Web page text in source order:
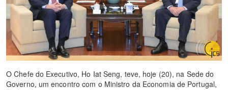
O Chefe do Executivo, Ho Iat Seng, teve, hoje (20), na Sede do
Governo, um encontro com o Ministro da Economia de Portugal,